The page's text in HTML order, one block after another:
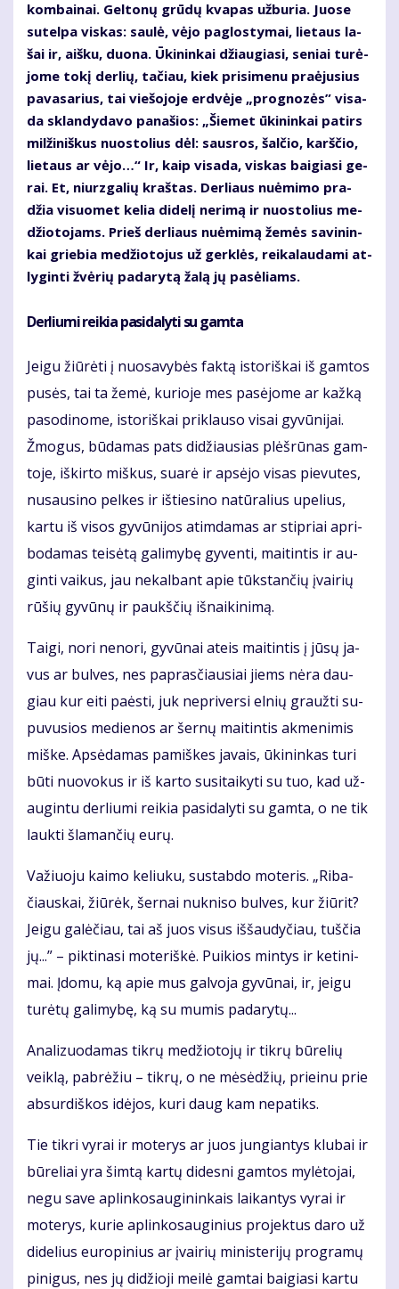
kom­bai­nai. Gel­to­nų grū­dų kva­pas už­bu­ria. Juo­se
su­tel­pa vis­kas: sau­lė, vė­jo pa­glos­ty­mai, lie­taus la­
šai ir, aiš­ku, duo­na. Ūki­nin­kai džiau­gia­si, se­niai tu­rė­
jo­me to­kį der­lių, ta­čiau, kiek pri­si­me­nu pra­ėju­sius
pa­va­sa­rius, tai vie­šo­jo­je erd­vė­je „prog­no­zės” vi­sa­
da sklan­dy­da­vo pa­na­šios: „Šie­met ūki­nin­kai pa­tirs
mil­ži­niš­kus nuos­to­lius dėl: saus­ros, šal­čio, karš­čio,
lie­taus ar vė­jo…“ Ir, kaip vi­sa­da, vis­kas bai­gia­si ge­
rai. Et, niurz­ga­lių kraš­tas. Der­liaus nu­ė­mi­mo pra­
džia vi­suo­met ke­lia di­de­lį ne­ri­mą ir nuos­to­lius me­
džio­to­jams. Prieš der­liaus nu­ė­mi­mą že­mės sa­vi­nin­
kai grie­bia me­džio­to­jus už ger­klės, rei­ka­lau­da­mi at­
ly­gin­ti žvė­rių pa­da­ry­tą ža­lą jų pa­sė­liams.
Derliu­mi rei­kia pa­si­da­ly­ti su gam­ta
Jei­gu žiū­rė­ti į nuo­sa­vy­bės fak­tą is­to­riš­kai iš gam­tos
pu­sės, tai ta že­mė, ku­rio­je mes pa­sė­jo­me ar kaž­ką
pa­so­di­no­me, is­to­riš­kai pri­klau­so vi­sai gy­vū­ni­jai.
Žmo­gus, bū­da­mas pats di­džiau­sias plėš­rū­nas gam­
to­je, iš­kir­to miš­kus, su­arė ir ap­sė­jo vi­sas pie­vu­tes,
nu­sau­si­no pel­kes ir iš­tie­si­no na­tū­ra­lius upe­lius,
kar­tu iš vi­sos gy­vū­ni­jos at­im­da­mas ar stip­riai ap­ri­
bo­da­mas tei­sė­tą ga­li­my­bę gy­ven­ti, mai­tin­tis ir au­
gin­ti vai­kus, jau ne­kal­bant apie tūks­tan­čių įvai­rių
rū­šių gy­vū­nų ir paukš­čių iš­nai­ki­ni­mą.
Tai­gi, no­ri ne­no­ri, gy­vū­nai at­eis mai­tin­tis į jū­sų ja­
vus ar bul­ves, nes pa­pras­čiau­siai jiems nė­ra dau­
giau kur ei­ti pa­ės­ti, juk ne­pri­ver­si el­nių grauž­ti su­
pu­vu­sios me­die­nos ar šer­nų mai­tin­tis ak­me­ni­mis
miš­ke. Ap­sė­da­mas pa­miš­kes ja­vais, ūki­nin­kas tu­ri
bū­ti nuo­vo­kus ir iš kar­to su­si­tai­ky­ti su tuo, kad už­
au­gin­tu der­liu­mi rei­kia pa­si­da­ly­ti su gam­ta, o ne tik
lauk­ti šla­man­čių eu­rų.
Va­žiuo­ju kai­mo ke­liu­ku, su­stab­do mo­te­ris. „Ri­ba­
čiaus­kai, žiū­rėk, šer­nai nu­kni­so bul­ves, kur žiū­rit?
Jei­gu ga­lė­čiau, tai aš juos vi­sus iš­šau­dy­čiau, tuš­čia
jų...” – pik­ti­na­si mo­te­riš­kė. Pui­kios min­tys ir ke­ti­ni­
mai. Įdo­mu, ką apie mus gal­vo­ja gy­vū­nai, ir, jei­gu
tu­rė­tų ga­li­my­bę, ką su mu­mis pa­da­ry­tų...
Ana­li­zuo­da­mas tik­rų me­džio­to­jų ir tik­rų bū­re­lių
veik­lą, pa­brė­žiu – tik­rų, o ne mė­sė­džių, pri­ei­nu prie
ab­sur­diš­kos idė­jos, ku­ri daug kam ne­pa­tiks.
Tie tik­ri vy­rai ir mo­te­rys ar juos jun­gian­tys klu­bai ir
bū­re­liai yra šim­tą kar­tų di­des­ni gam­tos my­lė­to­jai,
ne­gu sa­ve ap­lin­ko­sau­gi­nin­kais lai­kan­tys vy­rai ir
mo­te­rys, ku­rie ap­lin­ko­sau­gi­nius pro­jek­tus da­ro už
di­de­lius eu­ro­pi­nius ar įvai­rių mi­nis­te­ri­jų pro­gra­mų
pi­ni­gus, nes jų di­džio­ji mei­lė gam­tai bai­gia­si kar­tu